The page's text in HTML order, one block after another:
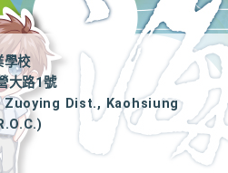
學校
大路1號
Dist., Kaohsiung
|